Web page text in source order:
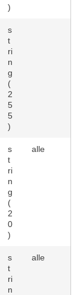
)
s
t
ri
n
g
(
2
5
5
)
s
t
ri
n
g
(
2
0
)
alle
s
t
ri
n
alle